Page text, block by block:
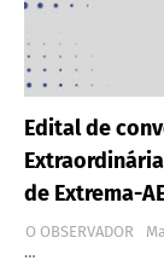
Edital de
de Extrema-
O OBSERVADOR
…